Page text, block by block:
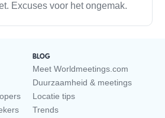
Excuses voor het ongemak.
BLOG
Meet Worldmeetings.com
Duurzaamheid & meetings
Locatie tips
Trends